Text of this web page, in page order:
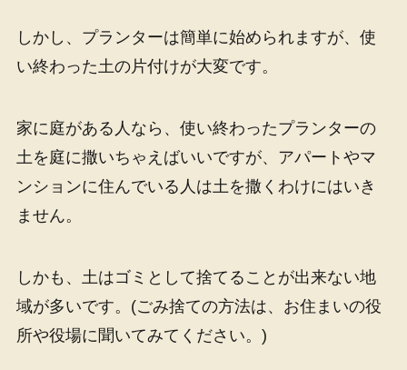
しかし、プランターは簡単に始められますが、使
い終わった土の片付けが大変です。
家に庭がある人なら、使い終わったプランターの
土を庭に撒いちゃえばいいですが、アパートやマ
ンションに住んでいる人は土を撒くわけにはいき
ません。
しかも、土はゴミとして捨てることが出来ない地
域が多いです。(ごみ捨ての方法は、お住まいの役
所や役場に聞いてみてください。)